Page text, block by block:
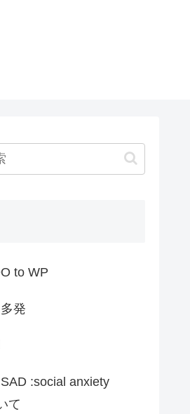
to WP
発
:social anxiety
て